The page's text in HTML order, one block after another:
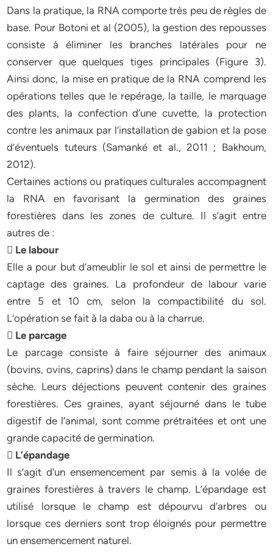
Dans la pratique, la RNA comporte très peu de règles de
base. Pour Botoni et al (2005), la gestion des repousses
consiste à éliminer les branches latérales pour ne
conserver que quelques tiges principales (Figure 3).
Ainsi donc, la mise en pratique de la RNA comprend les
opérations telles que le repérage, la taille, le marquage
des plants, la confection d’une cuvette, la protection
contre les animaux par l’installation de gabion et la pose
d’éventuels tuteurs (Samanké et al., 2011 ; Bakhoum,
2012).
Certaines actions ou pratiques culturales accompagnent
la RNA en favorisant la germination des graines
forestières dans les zones de culture. Il s’agit entre
autres de :
 Le labour
Elle a pour but d’ameublir le sol et ainsi de permettre le
captage des graines. La profondeur de labour varie
entre 5 et 10 cm, selon la compactibilité du sol.
L’opération se fait à la daba ou à la charrue.
 Le parcage
Le parcage consiste à faire séjourner des animaux
(bovins, ovins, caprins) dans le champ pendant la saison
sèche. Leurs déjections peuvent contenir des graines
forestières. Ces graines, ayant séjourné dans le tube
digestif de l’animal, sont comme prétraitées et ont une
grande capacité de germination.
 L’épandage
Il s’agit d’un ensemencement par semis à la volée de
graines forestières à travers le champ. L’épandage est
utilisé lorsque le champ est dépourvu d’arbres ou
lorsque ces derniers sont trop éloignés pour permettre
un ensemencement naturel.